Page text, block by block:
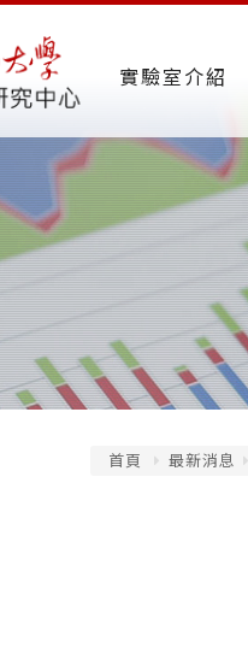
實驗室介紹
首頁 最新消息